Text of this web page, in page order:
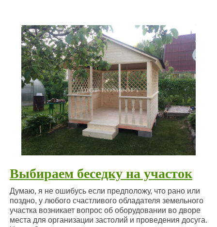
Выбираем беседку на участок
Думаю, я не ошибусь если предположу, что рано или
поздно, у любого счастливого обладателя земельного
участка возникает вопрос об оборудовании во дворе
места для организации застолий и проведения досуга.